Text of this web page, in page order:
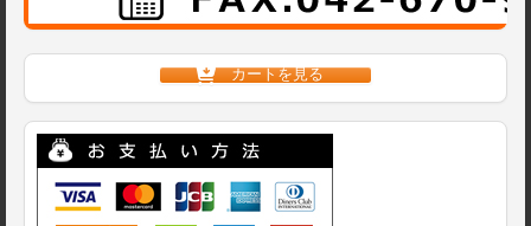
カートを見る